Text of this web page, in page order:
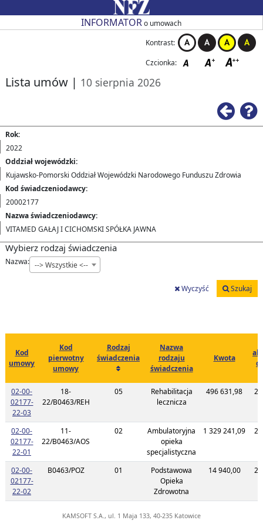
Przejdź do strony głównejINFORMATORo umowach
Kontrast:
Czcionka:
Lista umów | 10 sierpnia 2026
Rok:
2022
Oddział wojewódzki:
Kujawsko-Pomorski Oddział Wojewódzki Narodowego Funduszu Zdrowia
Kod świadczeniodawcy:
20002177
Nazwa świadczeniodawcy:
VITAMED GAŁAJ I CICHOMSKI SPÓŁKA JAWNA
Wybierz rodzaj świadczenia
Nazwa: --> Wszystkie <--
Wyczyść Szukaj
Kod
umowy
Kod
pierwotny
umowy
Rodzaj
świadczenia
Nazwa
rodzaju
świadczenia
Kwota
02-00-
02177-
22-03Link do listy planu umowy o kodzie 02-00-02177-22-03
18-
22/B0463/REH
05
Rehabilitacja
lecznicza
496 631,98
02-00-
02177-
22-01 Link do listy planu umowy o kodzie 02-00-02177-22-01
11-
22/B0463/AOS
02
Ambulatoryjna
opieka
specjalistyczna
1 329 241,09
02-00-
02177-
22-02 Link do listy planu umowy o kodzie 02-00-02177-22-02
B0463/POZ 01
Podstawowa
Opieka
Zdrowotna
14 940,00
KAMSOFT S.A., ul. 1 Maja 133, 40-235 Katowice